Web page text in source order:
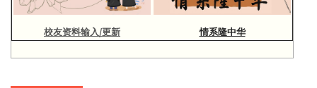
校友资料输入/更新 情系隆中华